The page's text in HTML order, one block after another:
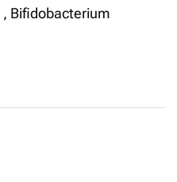
, Bifidobacterium